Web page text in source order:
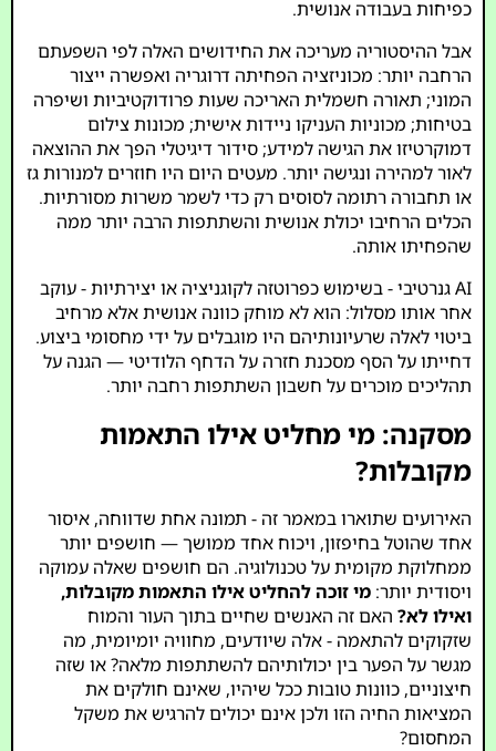
כפיחות בעבודה אנושית.
אבל ההיסטוריה מעריכה את החידושים האלה לפי השפעתם
הרחבה יותר: מכוניזציה הפחיתה דרוגריה ואפשרה ייצור
המוני; תאורה חשמלית האריכה שעות פרודוקטיביות ושיפרה
בטיחות; מכוניות העניקו ניידות אישית; מכונות צילום
דמוקרטיזו את הגישה למידע; סידור דיגיטלי הפך את ההוצאה
לאור למהירה ונגישה יותר. מעטים היום היו חוזרים למנורות גז
או תחבורה רתומה לסוסים רק כדי לשמר משרות מסורתיות.
הכלים הרחיבו יכולת אנושית והשתתפות הרבה יותר ממה
שהפחיתו אותה.
AI גנרטיבי - בשימוש כפרוטזה לקוגניציה או יצירתיות - עוקב
אחר אותו מסלול: הוא לא מוחק כוונה אנושית אלא מרחיב
ביטוי לאלה שרעיונותיהם היו מוגבלים על ידי מחסומי ביצוע.
דחייתו על הסף מסכנת חזרה על הדחף הלודיטי — הגנה על
תהליכים מוכרים על חשבון השתתפות רחבה יותר.
מסקנה: מי מחליט אילו התאמות
מקובלות?
האירועים שתוארו במאמר זה - תמונה אחת שדווחה, איסור
אחד שהוטל בחיפזון, ויכוח אחד ממושך — חושפים יותר
ממחלוקת מקומית על טכנולוגיה. הם חושפים שאלה עמוקה
ויסודית יותר:מי זוכה להחליט אילו התאמות מקובלות,
ואילו לא? האם זה האנשים שחיים בתוך העור והמוח
שזקוקים להתאמה - אלה שיודעים, מחוויה יומיומית, מה
מגשר על הפער בין יכולותיהם להשתתפות מלאה? או שזה
חיצוניים, כוונות טובות ככל שיהיו, שאינם חולקים את
המציאות החיה הזו ולכן אינם יכולים להרגיש את משקל
המחסום?